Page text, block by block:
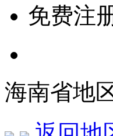
免费注
海南省地